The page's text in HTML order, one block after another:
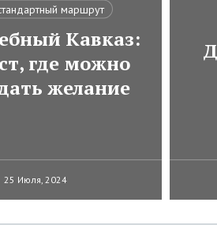
маршрут
Кавказ:
где можно
желание
25 Июля, 2024